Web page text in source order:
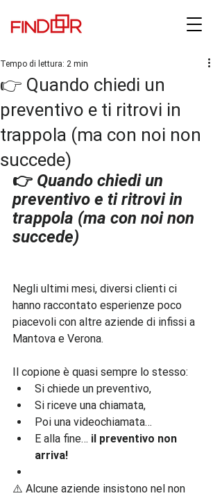
👉 Quando chiedi un
preventivo e ti ritrovi in
trappola (ma con noi non
succede)
Tempo di lettura: 2 min
👉 Quando chiedi un
preventivo e ti ritrovi in
trappola (ma con noi non
succede)
Negli ultimi mesi, diversi clienti ci
hanno raccontato esperienze poco
piacevoli con altre aziende di infissi a
Mantova e Verona.
Il copione è quasi sempre lo stesso:
Si chiede un preventivo,
Si riceve una chiamata,
Poi una videochiamata…
E alla fine… il preventivo non
arriva!
⚠️ Alcune aziende insistono nel non